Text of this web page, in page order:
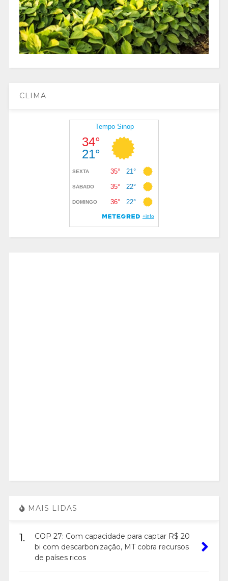
CLIMA
MAIS LIDAS
1.
COP 27: Com capacidade para captar R$ 20
bi com descarbonização, MT cobra recursos
de países ricos